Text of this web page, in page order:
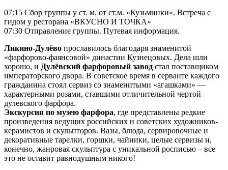
07:15 Сбор группы у ст. м. от ст.м. «Кузьминки». Встреча с
гидом у ресторана «ВКУСНО И ТОЧКА»
07:30 Отправление группы. Путевая информация.
Ликино-Дулёво прославилось благодаря знаменитой
«фарфорово-фаянсовой» династии Кузнецовых. Дела шли
хорошо, и Дулёвский фарфоровый завод стал поставщиком
императорского двора. В советское время в серванте каждого
гражданина стоял сервиз со знаменитыми «агашками» —
характерными розами, ставшими отличительной чертой
дулевского фарфора.
Экскурсия по музею фарфора, где представлены редкие
произведения ведущих российских и советских художников-
керамистов и скульпторов. Вазы, блюда, сервировочные и
декоративные тарелки, горшки, чайники, целые сервизы и,
конечно, жанровая скульптура с уникальной росписью – все
это не оставит равнодушным никого!